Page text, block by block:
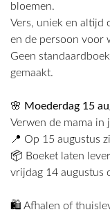
bloemen.
Vers, uniek en altijd
en de persoon voor
Geen
gemaakt.
🌸 Moederdag 15
Verwen de mama in
📍 Op 15 augustus
📦 Boeket laten
vrijdag 14 augustus
🛍️ Afhalen of